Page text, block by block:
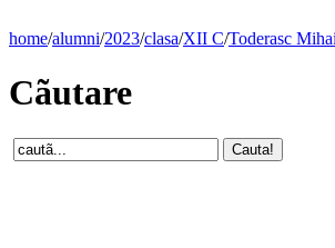
home/alumni/2023/clasa/XII C/Toderasc Mihai
Cãutare